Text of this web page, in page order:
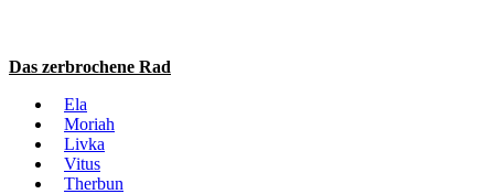
Das zerbrochene Rad
Ela
Moriah
Livka
Vitus
Therbun